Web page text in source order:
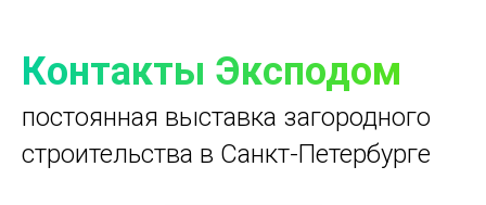
Контакты Эксподом
постоянная выставка загородного
строительства в Санкт-Петербурге